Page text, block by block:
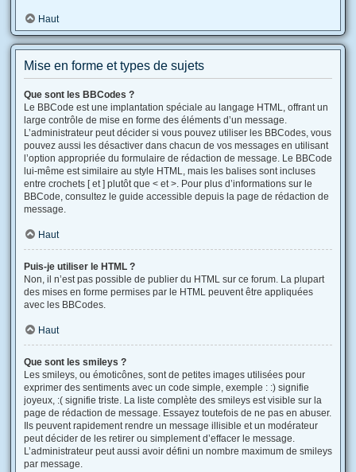
Haut
Mise en forme et types de sujets
Que sont les BBCodes ?
Le BBCode est une implantation spéciale au langage HTML, offrant un
large contrôle de mise en forme des éléments d’un message.
L’administrateur peut décider si vous pouvez utiliser les BBCodes, vous
pouvez aussi les désactiver dans chacun de vos messages en utilisant
l’option appropriée du formulaire de rédaction de message. Le BBCode
lui-même est similaire au style HTML, mais les balises sont incluses
entre crochets [ et ] plutôt que < et >. Pour plus d’informations sur le
BBCode, consultez le guide accessible depuis la page de rédaction de
message.
Haut
Puis-je utiliser le HTML ?
Non, il n’est pas possible de publier du HTML sur ce forum. La plupart
des mises en forme permises par le HTML peuvent être appliquées
avec les BBCodes.
Haut
Que sont les smileys ?
Les smileys, ou émoticônes, sont de petites images utilisées pour
exprimer des sentiments avec un code simple, exemple : :) signifie
joyeux, :( signifie triste. La liste complète des smileys est visible sur la
page de rédaction de message. Essayez toutefois de ne pas en abuser.
Ils peuvent rapidement rendre un message illisible et un modérateur
peut décider de les retirer ou simplement d’effacer le message.
L’administrateur peut aussi avoir défini un nombre maximum de smileys
par message.